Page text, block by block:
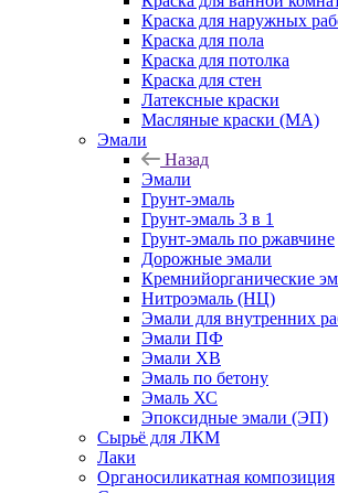
Краска для наружных
Краска для пола
Краска для потолка
Краска для стен
Латексные краски
Масляные краски (МА)
Эмали
Назад
Эмали
Грунт-эмаль
Грунт-эмаль 3 в 1
Грунт-эмаль по ржавчине
Дорожные эмали
Кремнийорганические
Нитроэмаль (НЦ)
Эмали для внутренних
Эмали ПФ
Эмали ХВ
Эмаль по бетону
Эмаль ХС
Эпоксидные эмали (ЭП)
Сырьё для ЛКМ
Лаки
Органосиликатная композиция